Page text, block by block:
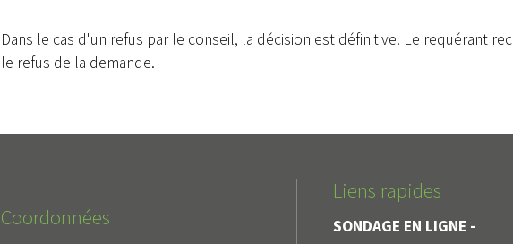
Dans le cas d'un refus par le conseil, la décision est définitive. Le requérant
le refus de la demande.
Coordonnées
Liens rapides
SONDAGE EN LIGNE -